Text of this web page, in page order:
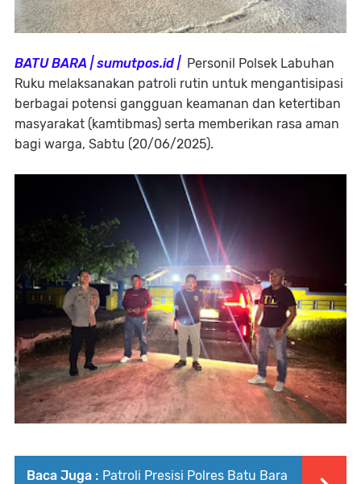
BATU BARA | sumutpos.id | Personil Polsek Labuhan
Ruku melaksanakan patroli rutin untuk mengantisipasi
berbagai potensi gangguan keamanan dan ketertiban
masyarakat (kamtibmas) serta memberikan rasa aman
bagi warga, Sabtu (20/06/2025).
Baca Juga : Patroli Presisi Polres Batu Bara